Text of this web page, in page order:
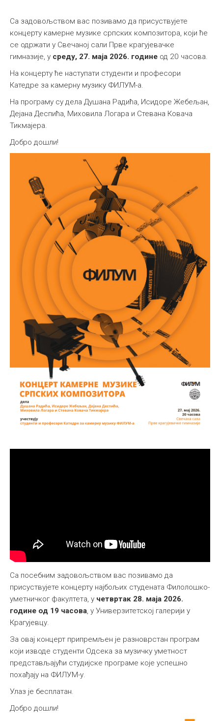
Са задовољством вас позивамо да присуствујете
концерту камерне музике српских композитора, који ће
се одржати у Свечаној сали Прве крагујевачке
гимназије, у среду, 27. маја 2026. године од 20 часова.
На концерту ће наступати студенти и професори
Катедре за камерну музику ФИЛУМ-а.
На програму су дела Душана Радића, Исидоре Жебељан,
Дејана Деспића, Миховила Логара и Стевана Ковача
Тикмајера.
Добро дошли!
Са посебним задовољством вас позивамо да
присуствујете концерту најбољих студената Филолошко-
уметничког факултета, у четвртак 28. маја 2026.
године од 19 часова, у Универзитетској галерији у
Крагујевцу.
За овај концерт припремљен је разноврстан програм
који изводе студенти Одсека за музичку уметност
представљајући студијске програме које успешно
похађају на ФИЛУМ-у.
Улаз је бесплатан.
Добро дошли!